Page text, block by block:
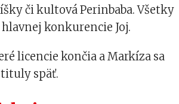
či kultová Perinbaba. Všetky
konkurencie Joj.
licencie končia a Markíza sa
späť.